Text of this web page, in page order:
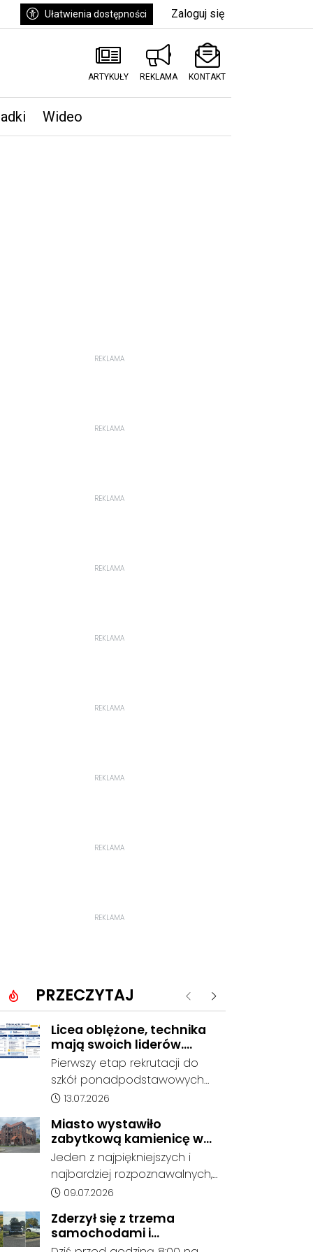
Ułatwienia dostępności Zaloguj się
ARTYKUŁY REKLAMA KONTAKT
Wideo
REKLAMA
REKLAMA
REKLAMA
REKLAMA
REKLAMA
REKLAMA
REKLAMA
REKLAMA
REKLAMA
PRZECZYTAJ Poprzednie
Następne
Licea oblężone, technika
mają swoich liderów.
Znamy wstępne wyniki
rekrutacji do szkół w
powiecie
Pierwszy etap rekrutacji do
szkół ponadpodstawowych
prowadzonych przez Powiat
pokazuje coraz wyraźniejsze
preferencje tegorocznych
absolwentów szkół
podstawowych. Dane dotyczą
kandydatów, którzy wskazali
dany oddział jako pierwszy
wybór, dlatego nie stanowią
jeszcze ostatecznego wyniku
Data dodania artykułu:
13.07.2026
Miasto wystawiło
zabytkową kamienicę w
Porcie na sprzedaż. W
dawnym hotelu mają
powstać mieszkania
Jeden z najpiękniejszych i
najbardziej rozpoznawalnych,
ale też najbardziej
Portu został wystawiony na
sprzedaż. Gmina Kędzierzyn-
Data dodania artykułu:
09.07.2026
Zderzył się z trzema
samochodami i
kontynuował jazdę. Seria